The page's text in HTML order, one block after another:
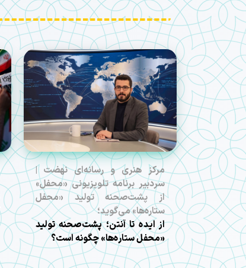
مرکز هنری و رسانه‌ای نهضت |
سردبیر برنامه تلویزیونی «محفل»
از پشت‌صحنه تولید «محفل
ستاره‌ها» می‌گوید؛
از ایده تا آنتن؛ پشت‌صحنه تولید
«محفل ستاره‌ها» چگونه است؟